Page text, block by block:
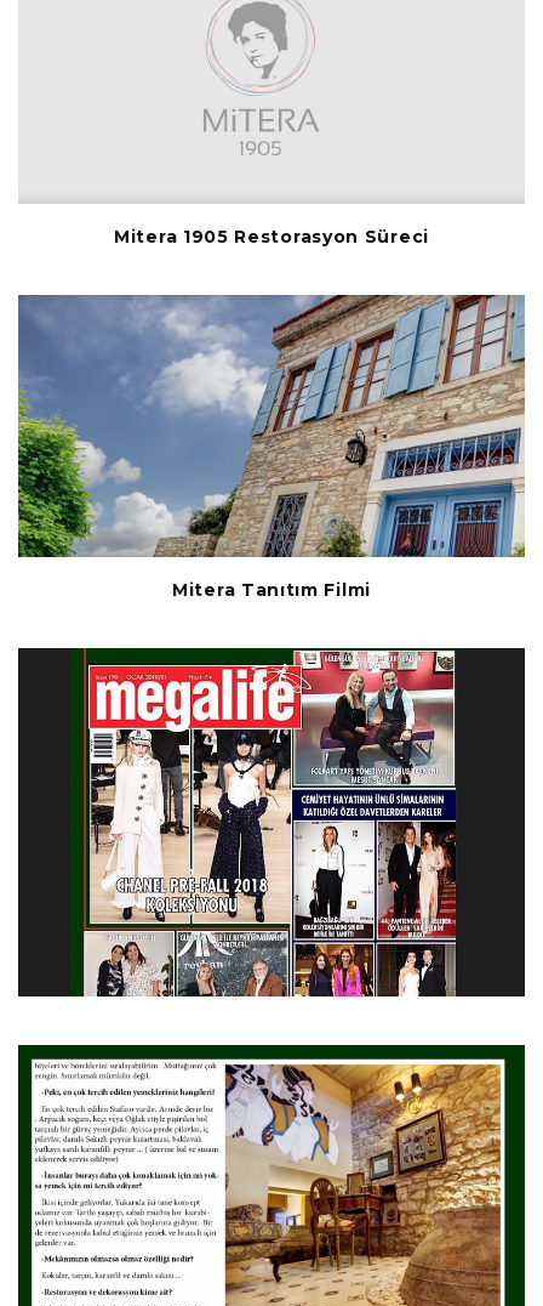
Mitera 1905 Restorasyon Süreci
Mitera Tanıtım Filmi